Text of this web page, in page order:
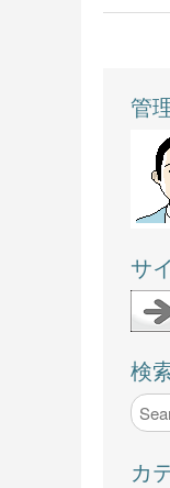
管
サ
検
カ